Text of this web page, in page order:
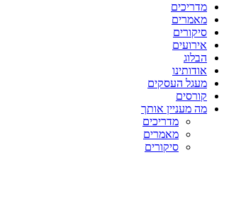
מדריכים
מאמרים
סיקורים
אירועים
הבלוג
אודותינו
מעגל העסקים
קורסים
מה מעניין אותך
מדריכים
מאמרים
סיקורים